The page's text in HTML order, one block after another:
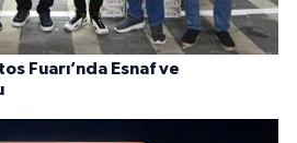
Fuarı’nda Esnaf ve